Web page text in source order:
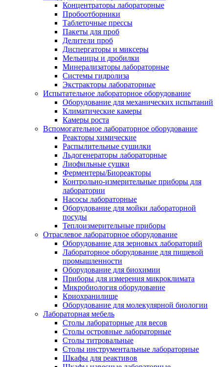
Концентраторы лабораторные
Пробоотборники
Таблеточные прессы
Пакеты для проб
Делители проб
Диспергаторы и миксеры
Мельницы и дробилки
Минерализаторы лабораторные
Системы гидролиза
Экстракторы лабораторные
Испытательное лабораторное оборудование
Оборудование для механических испытаний
Климатические камеры
Камеры роста
Вспомогательное лабораторное оборудование
Реакторы химические
Распылительные сушилки
Льдогенераторы лабораторные
Лиофильные сушки
Ферментеры/Биореакторы
Контрольно-измерительные приборы для
лаборатории
Насосы лабораторные
Оборудование для мойки лабораторной
посуды
Теплоизмерительные приборы
Отраслевое лабораторное оборудование
Оборудование для зерновых лабораторий
Лабораторное оборудование для пищевой
промышленности
Оборудование для биохимии
Приборы для измерения микроклимата
Микробиология оборудование
Криохранилище
Оборудование для молекулярной биологии
Лабораторная мебель
Столы лабораторные для весов
Столы островные лабораторные
Столы титровальные
Столы инструментальные лабораторные
Шкафы для реактивов